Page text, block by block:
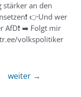
an den
👉Und wer
AfD❗️ ➡️ Folgt mir
volkspolitiker
weiter →